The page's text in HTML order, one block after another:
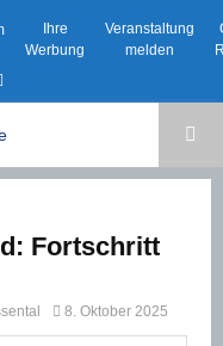
Ihre
Werbung
Veranstaltung
melden
Fortschritt
8. Oktober 2025